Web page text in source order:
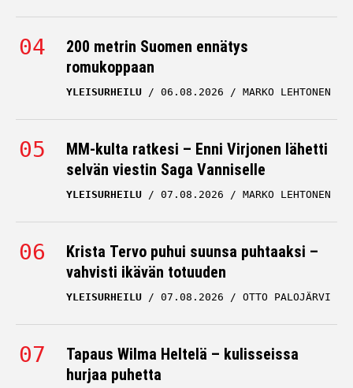
200 metrin Suomen ennätys
romukoppaan
YLEISURHEILU 06.08.2026 MARKO LEHTONEN
MM-kulta ratkesi – Enni Virjonen lähetti
selvän viestin Saga Vanniselle
YLEISURHEILU 07.08.2026 MARKO LEHTONEN
Krista Tervo puhui suunsa puhtaaksi –
vahvisti ikävän totuuden
YLEISURHEILU 07.08.2026 OTTO PALOJÄRVI
Tapaus Wilma Heltelä – kulisseissa
hurjaa puhetta